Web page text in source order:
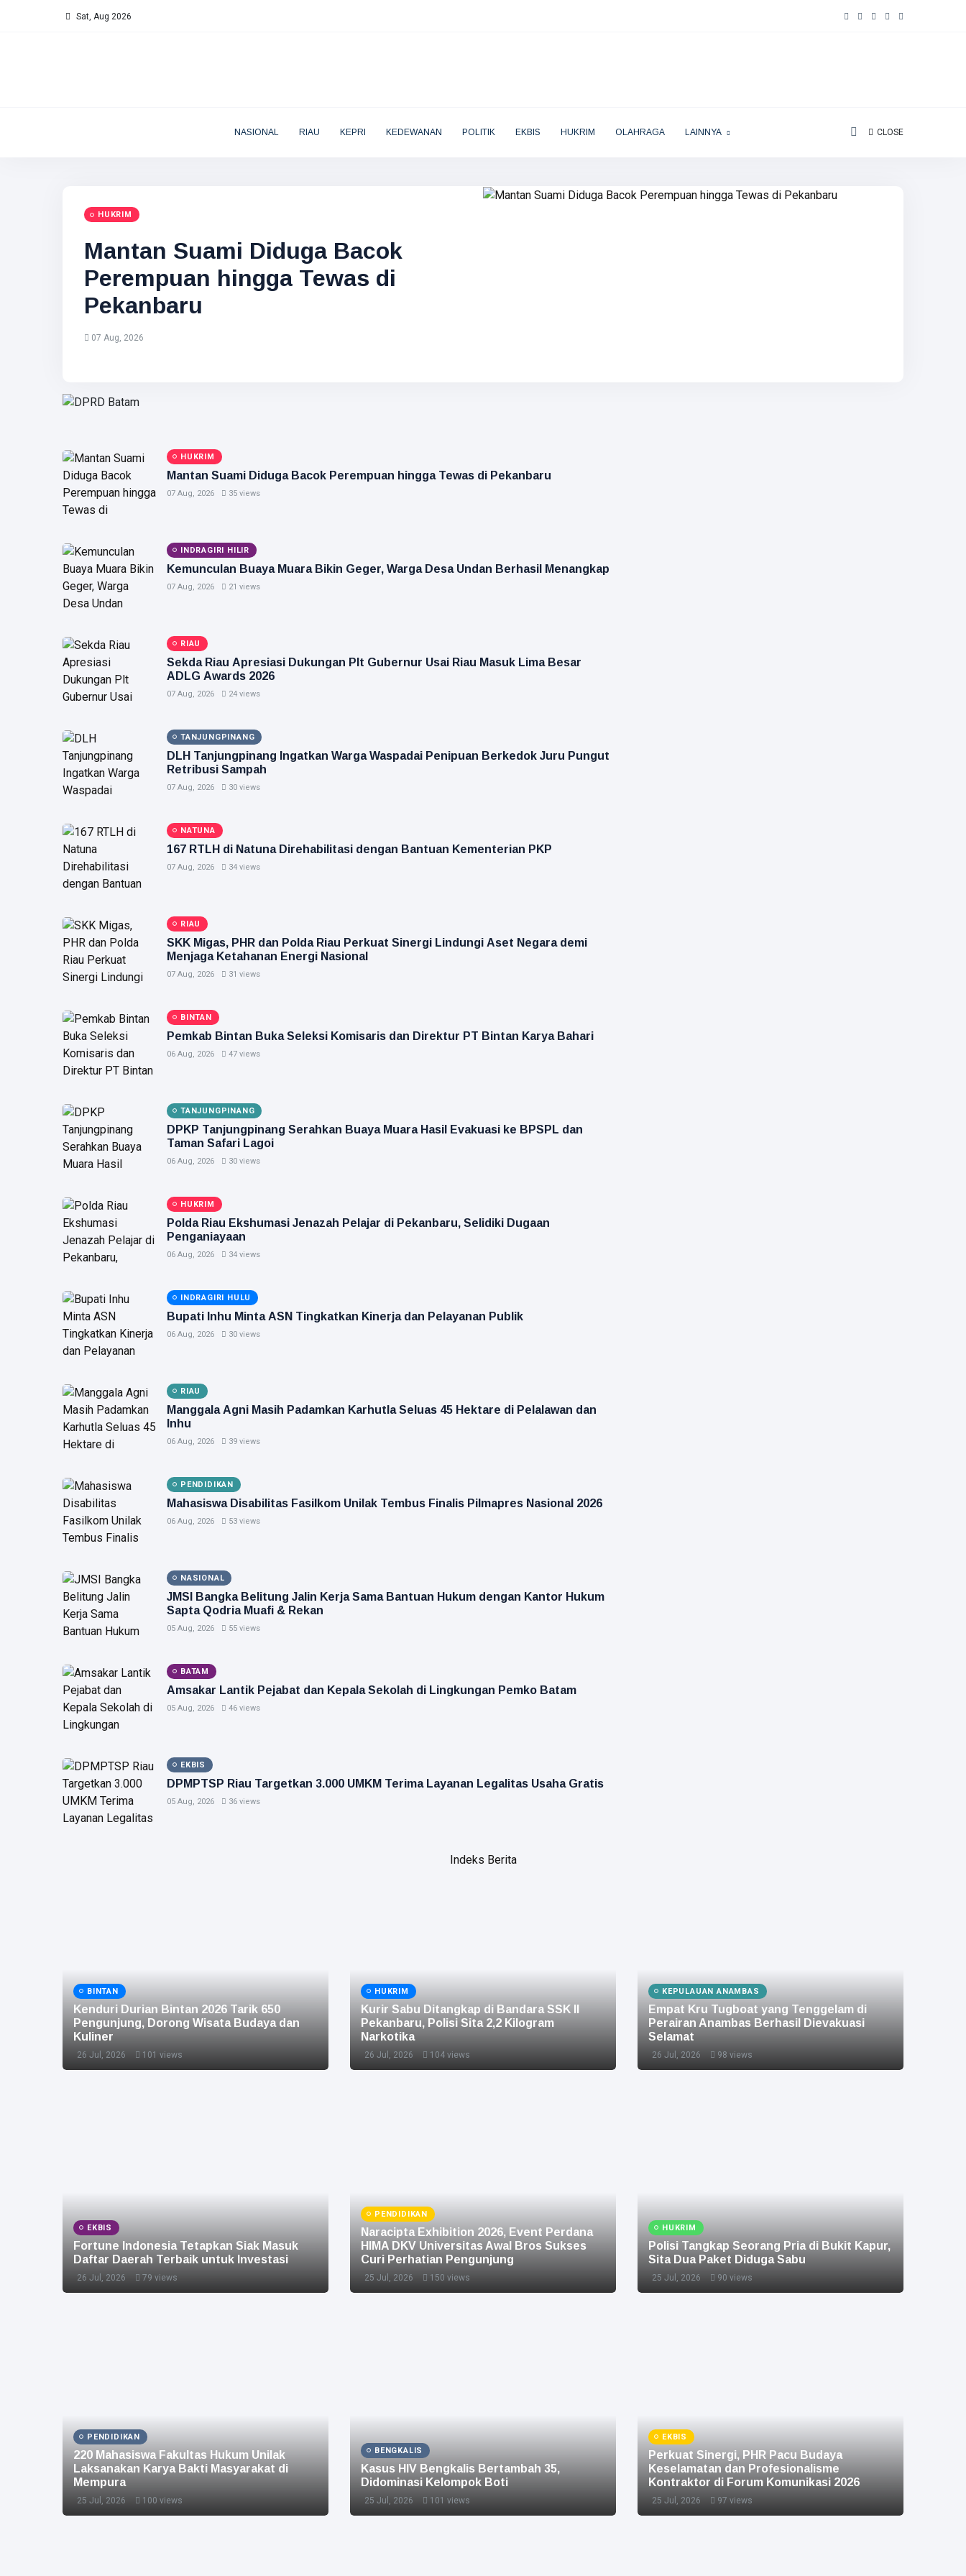
Sat, Aug 2026
NASIONAL RIAU KEPRI KEDEWANAN POLITIK EKBIS HUKRIM OLAHRAGA LAINNYA CLOSE
HUKRIM
Mantan Suami Diduga Bacok
Perempuan hingga Tewas di
Pekanbaru
07 Aug, 2026
HUKRIM
Mantan Suami Diduga Bacok Perempuan hingga Tewas di Pekanbaru
07 Aug, 2026 35 views
INDRAGIRI HILIR
Kemunculan Buaya Muara Bikin Geger, Warga Desa Undan Berhasil Menangkap
07 Aug, 2026 21 views
RIAU
Sekda Riau Apresiasi Dukungan Plt Gubernur Usai Riau Masuk Lima Besar
ADLG Awards 2026
07 Aug, 2026 24 views
TANJUNGPINANG
DLH Tanjungpinang Ingatkan Warga Waspadai Penipuan Berkedok Juru Pungut
Retribusi Sampah
07 Aug, 2026 30 views
NATUNA
167 RTLH di Natuna Direhabilitasi dengan Bantuan Kementerian PKP
07 Aug, 2026 34 views
RIAU
SKK Migas, PHR dan Polda Riau Perkuat Sinergi Lindungi Aset Negara demi
Menjaga Ketahanan Energi Nasional
07 Aug, 2026 31 views
BINTAN
Pemkab Bintan Buka Seleksi Komisaris dan Direktur PT Bintan Karya Bahari
06 Aug, 2026 47 views
TANJUNGPINANG
DPKP Tanjungpinang Serahkan Buaya Muara Hasil Evakuasi ke BPSPL dan
Taman Safari Lagoi
06 Aug, 2026 30 views
HUKRIM
Polda Riau Ekshumasi Jenazah Pelajar di Pekanbaru, Selidiki Dugaan
Penganiayaan
06 Aug, 2026 34 views
INDRAGIRI HULU
Bupati Inhu Minta ASN Tingkatkan Kinerja dan Pelayanan Publik
06 Aug, 2026 30 views
RIAU
Manggala Agni Masih Padamkan Karhutla Seluas 45 Hektare di Pelalawan dan
Inhu
06 Aug, 2026 39 views
PENDIDIKAN
Mahasiswa Disabilitas Fasilkom Unilak Tembus Finalis Pilmapres Nasional 2026
06 Aug, 2026 53 views
NASIONAL
JMSI Bangka Belitung Jalin Kerja Sama Bantuan Hukum dengan Kantor Hukum
Sapta Qodria Muafi & Rekan
05 Aug, 2026 55 views
BATAM
Amsakar Lantik Pejabat dan Kepala Sekolah di Lingkungan Pemko Batam
05 Aug, 2026 46 views
EKBIS
DPMPTSP Riau Targetkan 3.000 UMKM Terima Layanan Legalitas Usaha Gratis
05 Aug, 2026 36 views
Indeks Berita
BINTAN
Kenduri Durian Bintan 2026 Tarik 650
Pengunjung, Dorong Wisata Budaya dan
Kuliner
26 Jul, 2026 101 views
HUKRIM
Kurir Sabu Ditangkap di Bandara SSK II
Pekanbaru, Polisi Sita 2,2 Kilogram
Narkotika
26 Jul, 2026 104 views
KEPULAUAN ANAMBAS
Empat Kru Tugboat yang Tenggelam di
Perairan Anambas Berhasil Dievakuasi
Selamat
26 Jul, 2026 98 views
EKBIS
Fortune Indonesia Tetapkan Siak Masuk
Daftar Daerah Terbaik untuk Investasi
26 Jul, 2026 79 views
PENDIDIKAN
Naracipta Exhibition 2026, Event Perdana
HIMA DKV Universitas Awal Bros Sukses
Curi Perhatian Pengunjung
25 Jul, 2026 150 views
HUKRIM
Polisi Tangkap Seorang Pria di Bukit Kapur,
Sita Dua Paket Diduga Sabu
25 Jul, 2026 90 views
PENDIDIKAN
220 Mahasiswa Fakultas Hukum Unilak
Laksanakan Karya Bakti Masyarakat di
Mempura
25 Jul, 2026 100 views
BENGKALIS
Kasus HIV Bengkalis Bertambah 35,
Didominasi Kelompok Boti
25 Jul, 2026 101 views
EKBIS
Perkuat Sinergi, PHR Pacu Budaya
Keselamatan dan Profesionalisme
Kontraktor di Forum Komunikasi 2026
25 Jul, 2026 97 views